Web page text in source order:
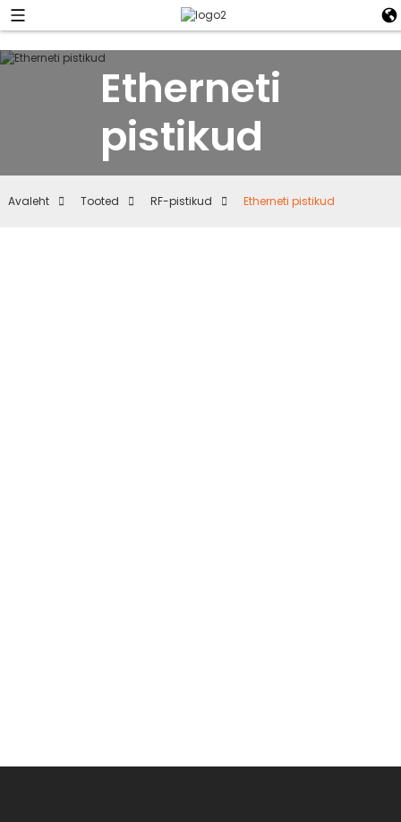
Etherneti
pistikud
Avaleht Tooted RF-pistikud Etherneti pistikud